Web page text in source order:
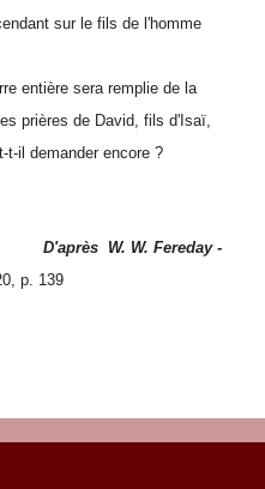
sur le fils de l'homme
sera remplie de la
prières de David, fils d'Isaï,
t-il demander encore ?
Fereday -
p. 139